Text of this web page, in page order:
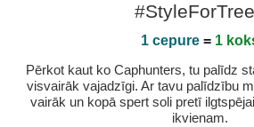
1 cepure= 1
Pērkot kaut ko Caphunters, tu palīdz
visvairāk vajadzīgi. Ar tavu palīdzību
vairāk un kopā spert soli pretī
ikvienam.